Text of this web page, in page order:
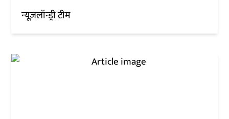
न्यूज़लॉन्ड्री टीम